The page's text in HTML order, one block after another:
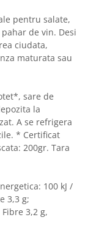
pentru salate,
de vin. Desi
ciudata,
maturata sau
sare de
la
A se refrigera
* Certificat
200gr. Tara
100 kJ /
3,3 g;
3,2 g,